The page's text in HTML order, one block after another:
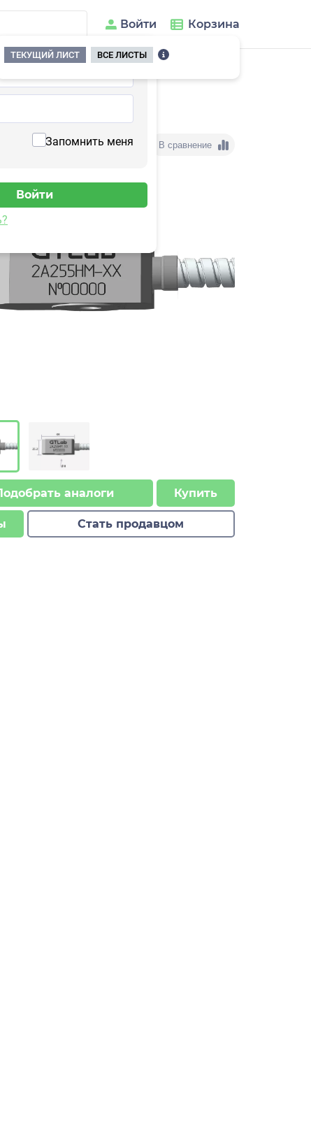
Войти
Запомнить меня
Корзина
ТЕКУЩИЙ ЛИСТ
ВСЕ ЛИСТЫ
160
В сравнение
аналоги Купить
Стать продавцом